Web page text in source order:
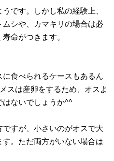
です。しかし私の経験上、
シや、カマキリの場合は必
命がつきます。
食べられるケースもあるん
スは産卵をするため、オスよ
はないでしょうか^^
すが、小さいのがオスで大
。ただ両方がいない場合は